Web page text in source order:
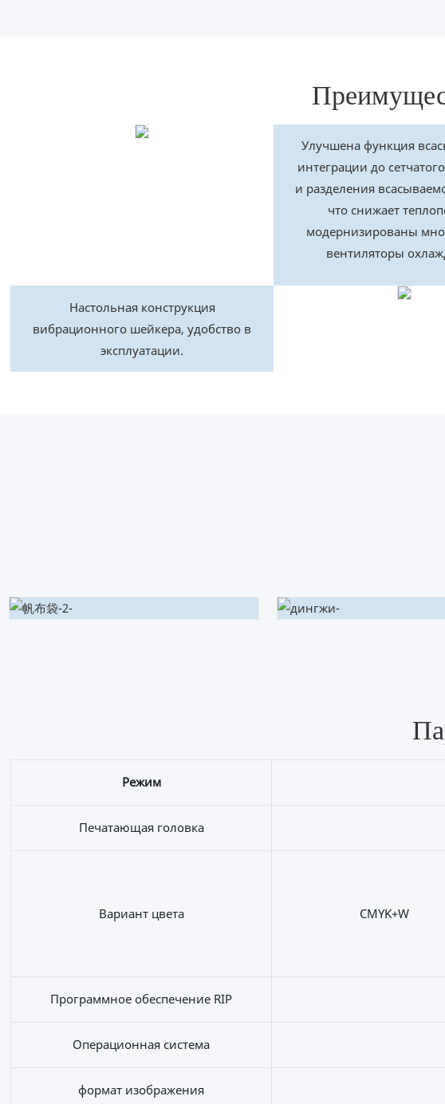
Улучшена функция
интеграции до
и разделения
что снижает
модернизированы
вентиляторы
Настольная конструкция
вибрационного шейкера, удобство в
эксплуатации.
Режим
Печатающая головка
Вариант цвета CMYK+W
Программное обеспечение RIP
Операционная система
формат изображения